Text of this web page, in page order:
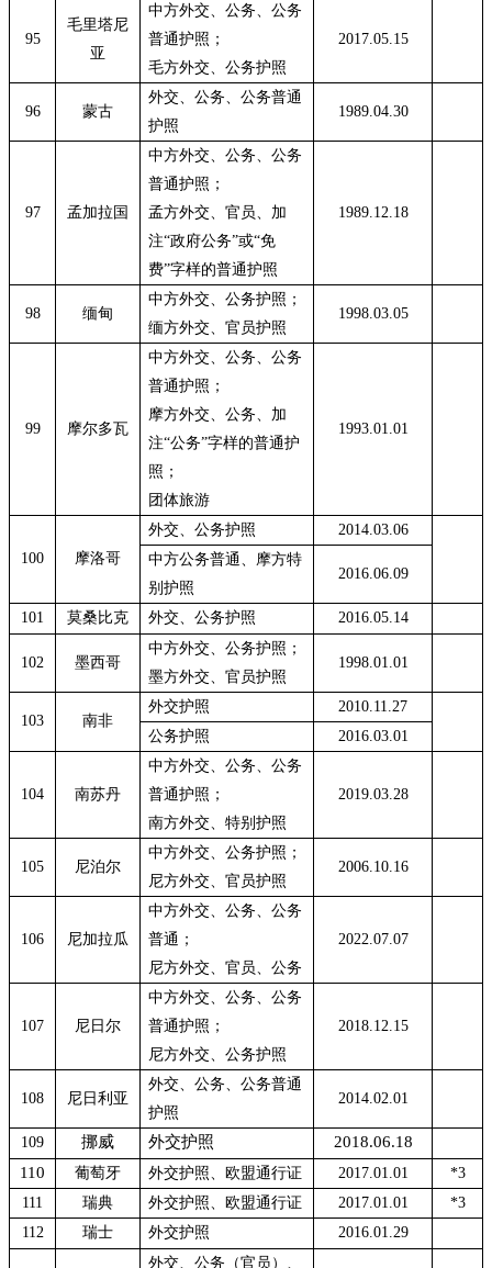
95
毛里塔尼
亚
中方外交、公务、公务
普通护照；
2017.05.15
毛方外交、公务护照
96 蒙古
外交、公务、公务普通
护照
1989.04.30
97 孟加拉国
中方外交、公务、公务
普通护照；
1989.12.18
孟方外交、官员、加
注“政府公务”或“免
费”字样的普通护照
98 缅甸
中方外交、公务护照；
1998.03.05
缅方外交、官员护照
99 摩尔多瓦
中方外交、公务、公务
普通护照；
1993.01.01
摩方外交、公务、加
注“公务”字样的普通护
照；
团体旅游
100 摩洛哥
外交、公务护照
2014.03.06
中方公务普通、摩方特
别护照
2016.06.09
101 莫桑比克 外交、公务护照 2016.05.14
102 墨西哥
中方外交、公务护照；
墨方外交、官员护照
1998.01.01
103 南非
外交护照
2010.11.27
公务护照
2016.03.01
104 南苏丹
中方外交、公务、公务
普通护照；
2019.03.28
南方外交、特别护照
105 尼泊尔
中方外交、公务护照；
2006.10.16
尼方外交、官员护照
106 尼加拉瓜
中方外交、公务、公务
普通；
2022.07.07
尼方外交、官员、公务
107 尼日尔
中方外交、公务、公务
普通护照；
2018.12.15
尼方外交、公务护照
108 尼日利亚
外交、公务、公务普通
护照
2014.02.01
109 挪威 外交护照
2018.06.18
110
葡萄牙 外交护照、欧盟通行证 2017.01.01
*3
111
瑞典 外交护照、欧盟通行证 2017.01.01
*3
112
瑞士 外交护照 2016.01.29
外交、公务（官员）、